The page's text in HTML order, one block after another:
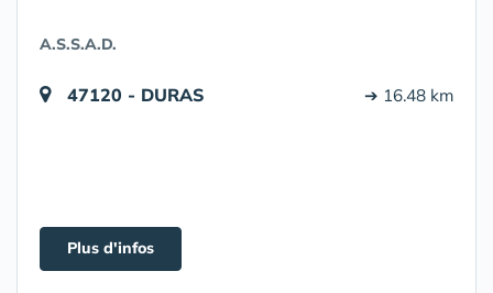
A.S.S.A.D.
47120 - DURAS ➔ 16.48 km
Plus d'infos